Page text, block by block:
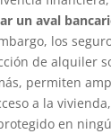
un aval
los
de alquiler
permiten
a la
en